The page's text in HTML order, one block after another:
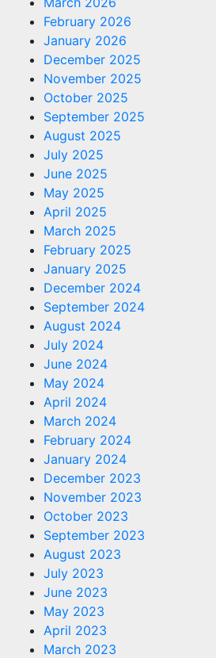
February 2026
January 2026
December 2025
November 2025
October 2025
September 2025
August 2025
July 2025
June 2025
May 2025
April 2025
March 2025
February 2025
January 2025
December 2024
September 2024
August 2024
July 2024
June 2024
May 2024
April 2024
March 2024
February 2024
January 2024
December 2023
November 2023
October 2023
September 2023
August 2023
July 2023
June 2023
May 2023
April 2023
March 2023